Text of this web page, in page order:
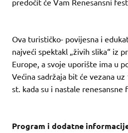
predočit će Vam Renesansni
Ova turističko- povijesna i
najveći spektakl „živih slika“ iz
Europe, a svoje uporište ima u
Većina sadržaja bit će vezana
st. kada su i nastale renesansne
Program i dodatne